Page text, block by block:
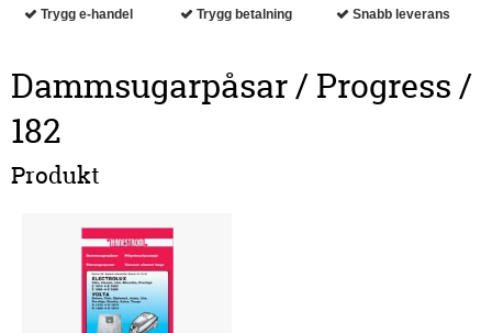
Trygg e-handel Trygg betalning Snabb leverans
Dammsugarpåsar / Progress /
182
Produkt